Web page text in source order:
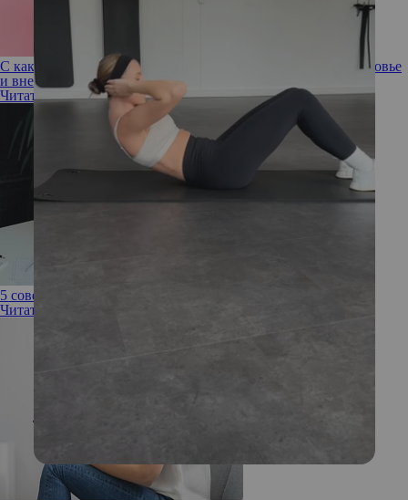
С какой стати! Как осанка способна влиять на женское здоровье
и внешность
Читать полностью
5 советов, как сохранить здоровую спину, работая в офисе
Читать полностью